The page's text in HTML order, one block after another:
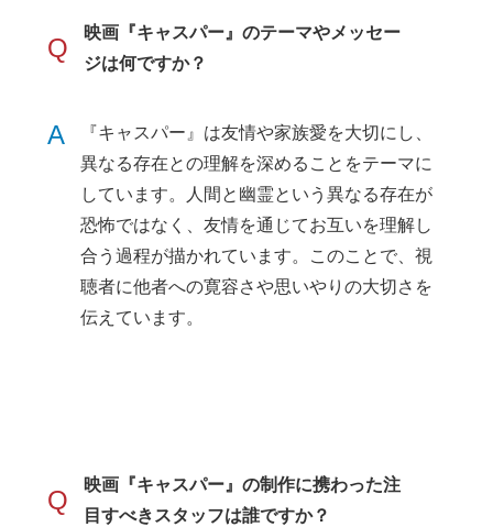
Q
映画『キャスパー』のテーマやメッセー
ジは何ですか？
A
『キャスパー』は友情や家族愛を大切にし、
異なる存在との理解を深めることをテーマに
しています。人間と幽霊という異なる存在が
恐怖ではなく、友情を通じてお互いを理解し
合う過程が描かれています。このことで、視
聴者に他者への寛容さや思いやりの大切さを
伝えています。
Q
映画『キャスパー』の制作に携わった注
目すべきスタッフは誰ですか？